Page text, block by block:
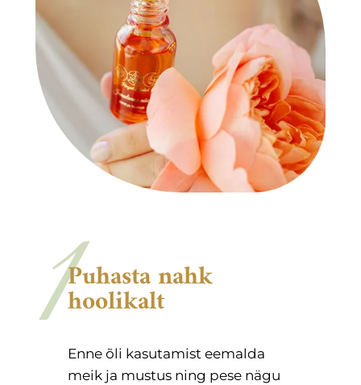
1Puhasta nahk
hoolikalt
Enne õli kasutamist eemalda
meik ja mustus ning pese nägu